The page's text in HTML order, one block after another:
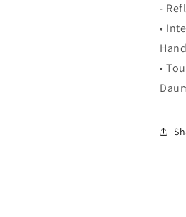
-
•
•